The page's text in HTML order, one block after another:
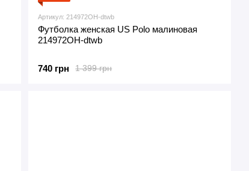
Артикул: 214972OH-dtwb
Футболка женская US Polo малиновая
214972OH-dtwb
1 399 грн
740 грн